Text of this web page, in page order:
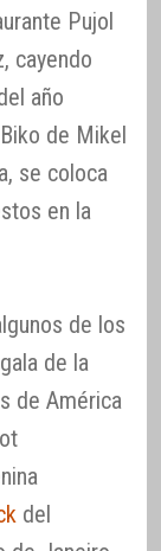
Pujol
cayendo
año
de Mikel
se coloca
en la
de los
de la
de América
del